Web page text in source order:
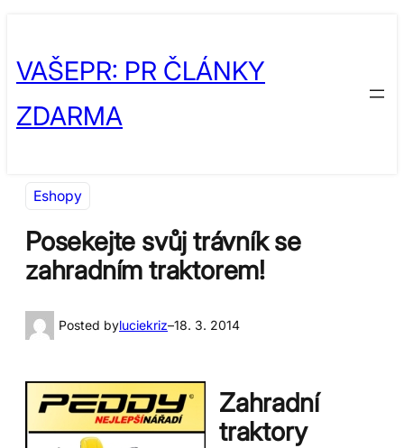
obsah
content
VAŠEPR: PR ČLÁNKY
ZDARMA
Eshopy
Posekejte svůj trávník se
zahradním traktorem!
Posted byluciekriz–18. 3. 2014
Zahradní
traktory